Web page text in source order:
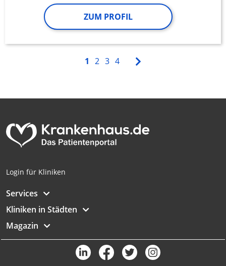
ZUM PROFIL
1 2 3 4
Login für Kliniken
Services
Kliniken in Städten
Magazin